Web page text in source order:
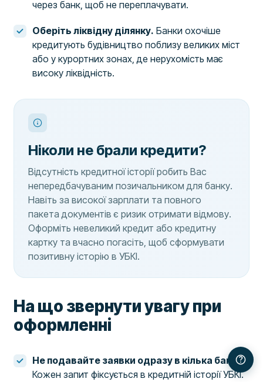
через банк, щоб не переплачувати.
Оберіть ліквідну ділянку. Банки охочіше
кредитують будівництво поблизу великих міст
або у курортних зонах, де нерухомість має
високу ліквідність.
Ніколи не брали кредити?
Відсутність кредитної історії робить Вас
непередбачуваним позичальником для банку.
Навіть за високої зарплати та повного
пакета документів є ризик отримати відмову.
Оформіть невеликий кредит або кредитну
картку та вчасно погасіть, щоб сформувати
позитивну історію в УБКІ.
На що звернути увагу при
оформленні
Не подавайте заявки одразу в кілька банків.
Кожен запит фіксується в кредитній історії УБКІ.